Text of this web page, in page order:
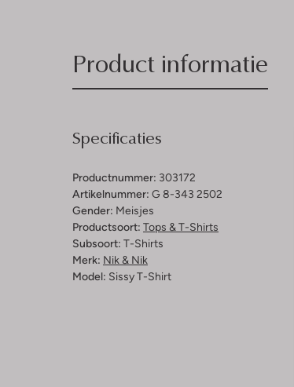
Product informatie
Specificaties
Productnummer: 303172
Artikelnummer: G 8-343 2502
Gender: Meisjes
Productsoort: Tops & T-Shirts
Subsoort: T-Shirts
Merk: Nik & Nik
Model: Sissy T-Shirt